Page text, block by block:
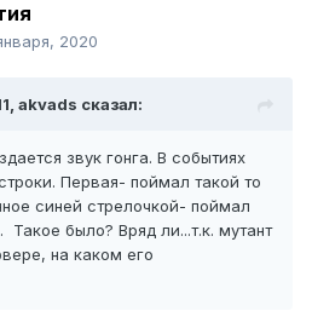
2020
akvads сказал:
звук гонга. В событиях
Первая- поймал такой то
синей стрелочкой- поймал
Такое было? Вряд ли...т.к. мутант
на каком его